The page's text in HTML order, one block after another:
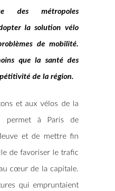
des métropoles
la solution vélo
de mobilité.
que la santé des
de la région.
et aux vélos de la
permet à Paris de
et de mettre fin
de favoriser le trafic
cœur de la capitale.
qui empruntaient